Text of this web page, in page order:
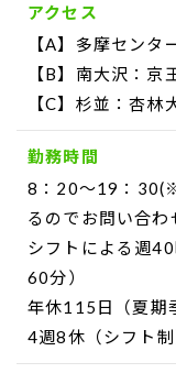
アクセス
【A】多摩セン
【B】南大沢：京
【C】杉並：杏
勤務時間
8：20～19：
るのでお問い合わ
シフトによる週
60分）
年休115日（夏期
4週8休（シフト制